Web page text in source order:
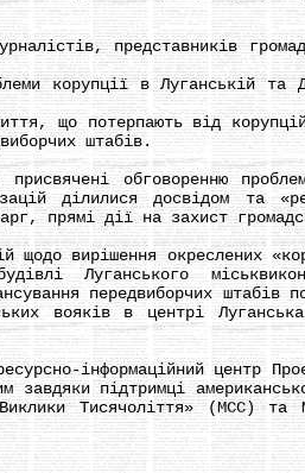
представників
корупції в Луганській та
що потерпають від
штабів.
обговоренню
ділилися досвідом та
прямі дії на захист
вирішення окреслених
Луганського
передвиборчих штабів
вояків в центрі
інформаційний центр
підтримці
Тисячоліття» (МСС) та